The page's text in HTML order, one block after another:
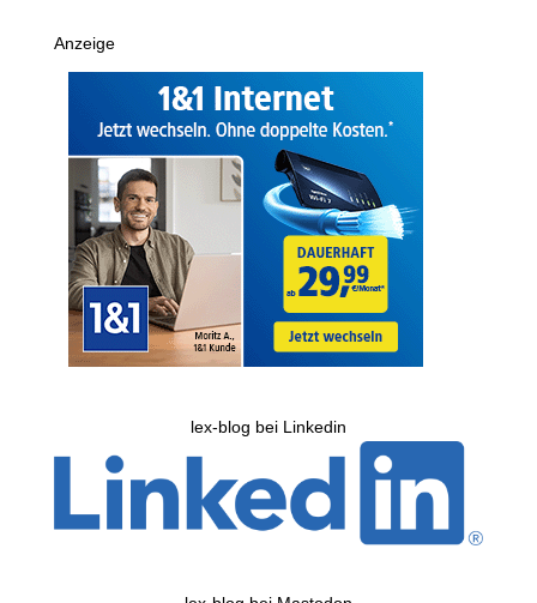
Anzeige
lex-blog bei Linkedin